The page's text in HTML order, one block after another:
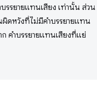
รรยายแทนเสียง เท่านั้น ส่วน
ดหวังที่ไม่มีคำบรรยายแทน
คำบรรยายแทนเสียงที่แย่